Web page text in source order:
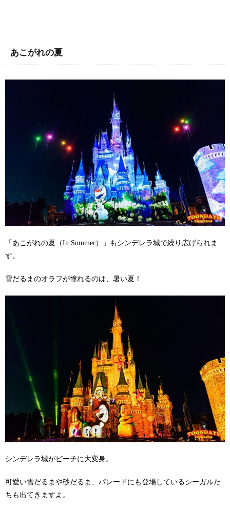
あこがれの夏
「あこがれの夏（In Summer）」もシンデレラ城で繰り広げられま
す。
雪だるまのオラフが憧れるのは、暑い夏！
シンデレラ城がビーチに大変身。
可愛い雪だるまや砂だるま、パレードにも登場しているシーガルた
ちも出てきますよ。